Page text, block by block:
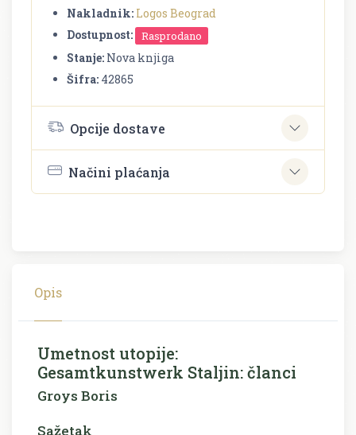
Nakladnik: Logos Beograd
Dostupnost:
Rasprodano
Stanje: Nova knjiga
Šifra: 42865
Opcije dostave
Načini plaćanja
Opis
Umetnost utopije:
Gesamtkunstwerk Staljin: članci
Groys Boris
Sažetak